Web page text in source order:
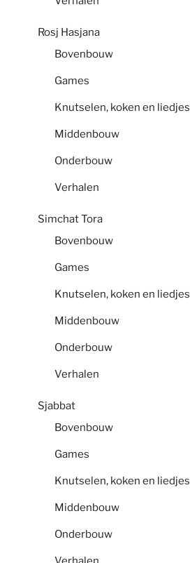
Rosj Hasjana
Bovenbouw
Games
Knutselen, koken en liedjes
Middenbouw
Onderbouw
Verhalen
Simchat Tora
Bovenbouw
Games
Knutselen, koken en liedjes
Middenbouw
Onderbouw
Verhalen
Sjabbat
Bovenbouw
Games
Knutselen, koken en liedjes
Middenbouw
Onderbouw